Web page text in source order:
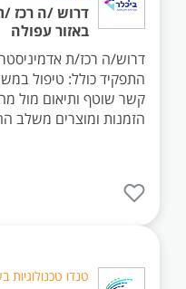
דרוש /ה רכז
באזור עפולה
דרוש/ה רכז/ת
התפקיד כולל: טיפול
קשר שוטף ותיאום מול
הזמנות ומוצרים משלב
טנדו טכנולוגיות